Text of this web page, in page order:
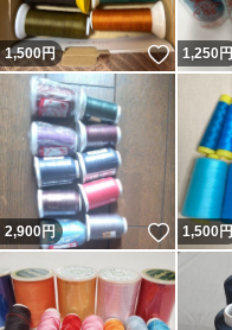
#ミシン糸
#糸取物語
#衣縫人
#ミシン
#ダイヤフェザー
1,500円 いいね
1,250円
2,900円 いい
1,500円